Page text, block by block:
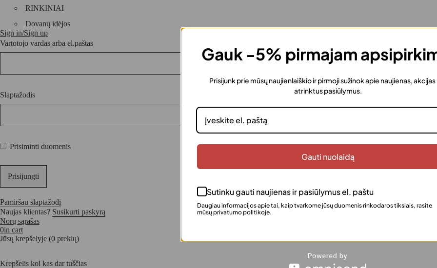
RINKINIAI
Dovanų idėjos
Sign in/Sign up
Vartotojo vardas arba el.paštas
Slaptažodis
Prisiminti duomenis
Pamiršau slaptažodį
Naujas klientas? Susikurti paskyrą
Norų sąrašas
0in cart
Jūsų krepšelyje (0 prekių)
Krepšelis kol kas dar tuščias
Gauk -5% pirmajam
Prisijunk prie mūsų naujienlaiškio ir pirmoji sužinok apie naujienas, akcijas
atrinktus pasiūlymus.
Gauti nuolaidą
Sutinku gauti naujienas ir pasiūlymus el. paštu
Daugiau informacijos apie tai, kaip tvarkome jūsų duomenis rinkodaros tikslais, rasite
mūsų privatumo politikoje.